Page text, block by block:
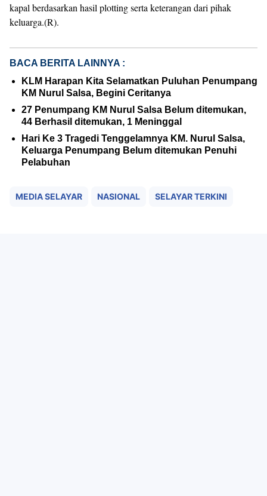
kapal berdasarkan hasil plotting serta keterangan dari pihak
keluarga.(R).
BACA BERITA LAINNYA :
KLM Harapan Kita Selamatkan Puluhan Penumpang
KM Nurul Salsa, Begini Ceritanya
27 Penumpang KM Nurul Salsa Belum ditemukan,
44 Berhasil ditemukan, 1 Meninggal
Hari Ke 3 Tragedi Tenggelamnya KM. Nurul Salsa,
Keluarga Penumpang Belum ditemukan Penuhi
Pelabuhan
MEDIA SELAYAR NASIONAL SELAYAR TERKINI